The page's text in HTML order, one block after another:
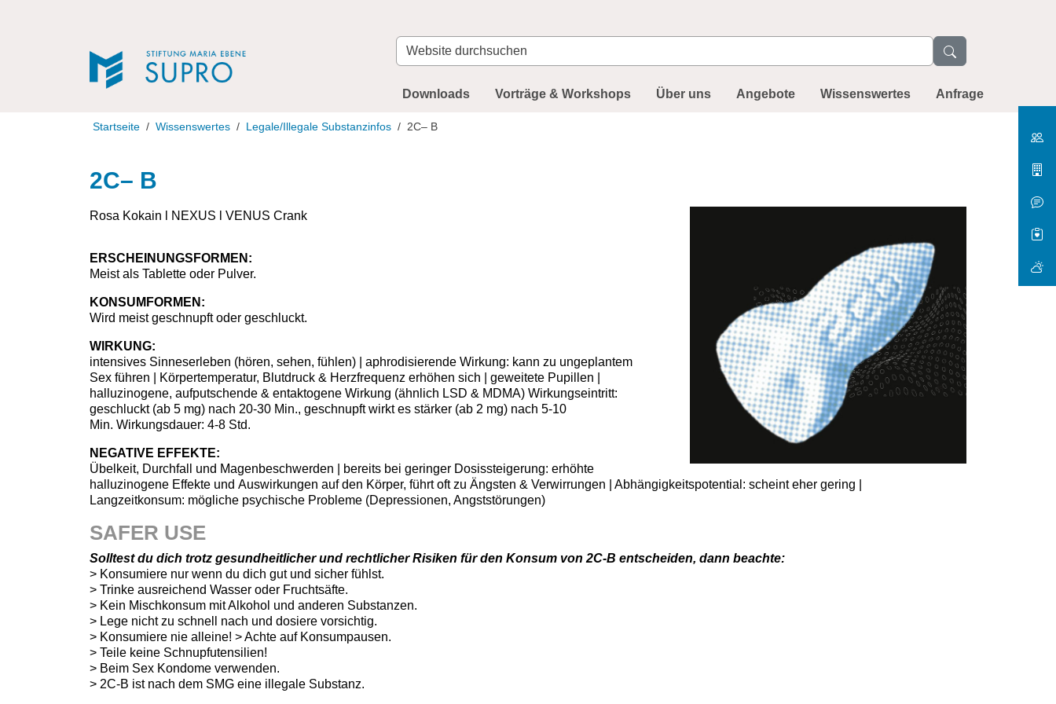
Website
durchsuchen
Downloads Vorträge & Workshops Über uns Angebote Wissenswertes Anfrage
Startseite Wissenswertes Legale/Illegale Substanzinfos 2C– B
2C– B
Rosa Kokain l NEXUS l VENUS Crank
ERSCHEINUNGSFORMEN:
Meist als Tablette oder Pulver.
KONSUMFORMEN:
Wird meist geschnupft oder geschluckt.
WIRKUNG:
intensives Sinneserleben (hören, sehen, fühlen) | aphrodisierende Wirkung: kann zu ungeplantem
Sex führen | Körpertemperatur, Blutdruck & Herzfrequenz erhöhen sich | geweitete Pupillen |
halluzinogene, aufputschende & entaktogene Wirkung (ähnlich LSD & MDMA) Wirkungseintritt:
geschluckt (ab 5 mg) nach 20-30 Min., geschnupft wirkt es stärker (ab 2 mg) nach 5-10
Min. Wirkungsdauer: 4-8 Std.
NEGATIVE EFFEKTE:
Übelkeit, Durchfall und Magenbeschwerden | bereits bei geringer Dosissteigerung: erhöhte
halluzinogene Effekte und Auswirkungen auf den Körper, führt oft zu Ängsten & Verwirrungen | Abhängigkeitspotential: scheint eher gering |
Langzeitkonsum: mögliche psychische Probleme (Depressionen, Angststörungen)
SAFER USE
Solltest du dich trotz gesundheitlicher und rechtlicher Risiken für den Konsum von 2C-B entscheiden, dann beachte:
> Konsumiere nur wenn du dich gut und sicher fühlst.
> Trinke ausreichend Wasser oder Fruchtsäfte.
> Kein Mischkonsum mit Alkohol und anderen Substanzen.
> Lege nicht zu schnell nach und dosiere vorsichtig.
> Konsumiere nie alleine! > Achte auf Konsumpausen.
> Teile keine Schnupfutensilien!
> Beim Sex Kondome verwenden.
> 2C-B ist nach dem SMG eine illegale Substanz.